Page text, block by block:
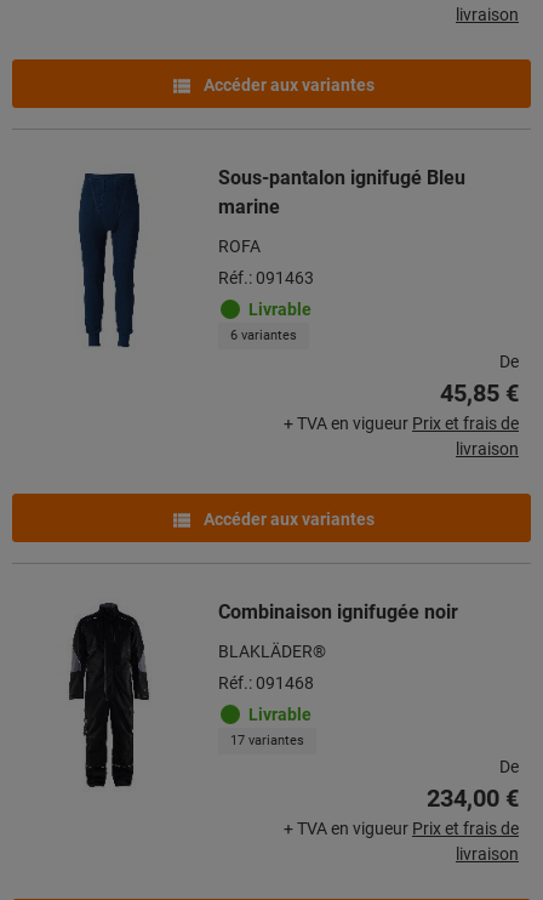
livraison
Accéder aux variantes
Sous-pantalon ignifugé Bleu
marine
ROFA
Réf.: 091463
Livrable
6 variantes
De
45,85 €
+ TVA en vigueur Prix et frais de
livraison
Accéder aux variantes
Combinaison ignifugée noir
BLAKLÄDER®
Réf.: 091468
Livrable
17 variantes
De
234,00 €
+ TVA en vigueur Prix et frais de
livraison